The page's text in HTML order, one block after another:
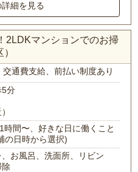
細を見る
2LDKマンションでのお掃
、交通費支給、前払い制度あり
5分
時間〜、好きな日に働くこと
の日時から選択)
お風呂、洗面所、リビン